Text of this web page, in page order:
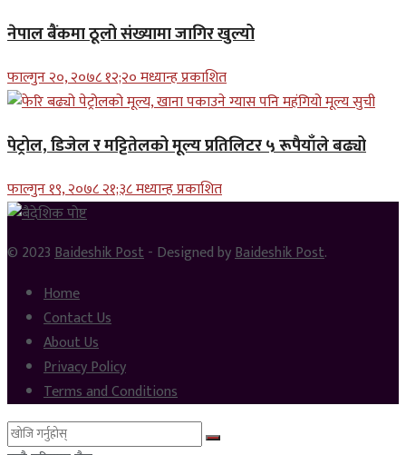
नेपाल बैंकमा ठूलो संख्यामा जागिर खुल्यो
फाल्गुन २०, २०७८ १२;२० मध्यान्ह प्रकाशित
पेट्रोल, डिजेल र मट्टितेलको मूल्य प्रतिलिटर ५ रूपैयाँले बढ्यो
फाल्गुन १९, २०७८ २१;३८ मध्यान्ह प्रकाशित
© 2023Baideshik Post- Designed byBaideshik Post.
Home
Contact Us
About Us
Privacy Policy
Terms and Conditions